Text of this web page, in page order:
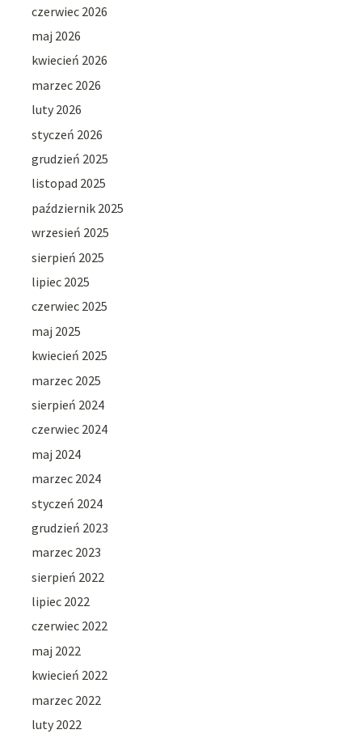
czerwiec 2026
maj 2026
kwiecień 2026
marzec 2026
luty 2026
styczeń 2026
grudzień 2025
listopad 2025
październik 2025
wrzesień 2025
sierpień 2025
lipiec 2025
czerwiec 2025
maj 2025
kwiecień 2025
marzec 2025
sierpień 2024
czerwiec 2024
maj 2024
marzec 2024
styczeń 2024
grudzień 2023
marzec 2023
sierpień 2022
lipiec 2022
czerwiec 2022
maj 2022
kwiecień 2022
marzec 2022
luty 2022